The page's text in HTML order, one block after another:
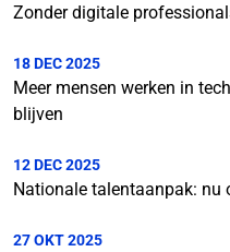
Zonder digitale
18 DEC 2025
Meer mensen werken in
blijven
12 DEC 2025
Nationale talentaanpak: nu
27 OKT 2025